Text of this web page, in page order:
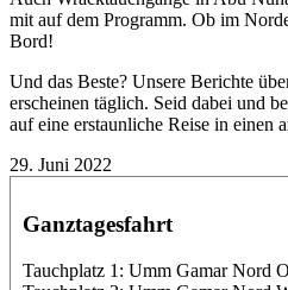
mit auf dem Programm. Ob im
Bord!
Und das Beste? Unsere Berichte
erscheinen täglich. Seid dabei und
auf eine erstaunliche Reise in einen
29. Juni 2022
Ganztagesfahrt
Tauchplatz 1: Umm Gamar Nord